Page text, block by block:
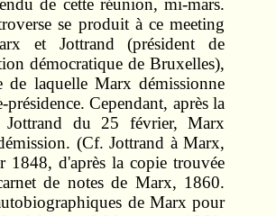
de cette réunion, mi-mars.
se produit à ce meeting
et Jottrand (président de
démocratique de Bruxelles),
de laquelle Marx démissionne
présidence. Cependant, après la
Jottrand du 25 février, Marx
(Cf. Jottrand à Marx,
1848, d'après la copie trouvée
de notes de Marx, 1860.
de Marx pour